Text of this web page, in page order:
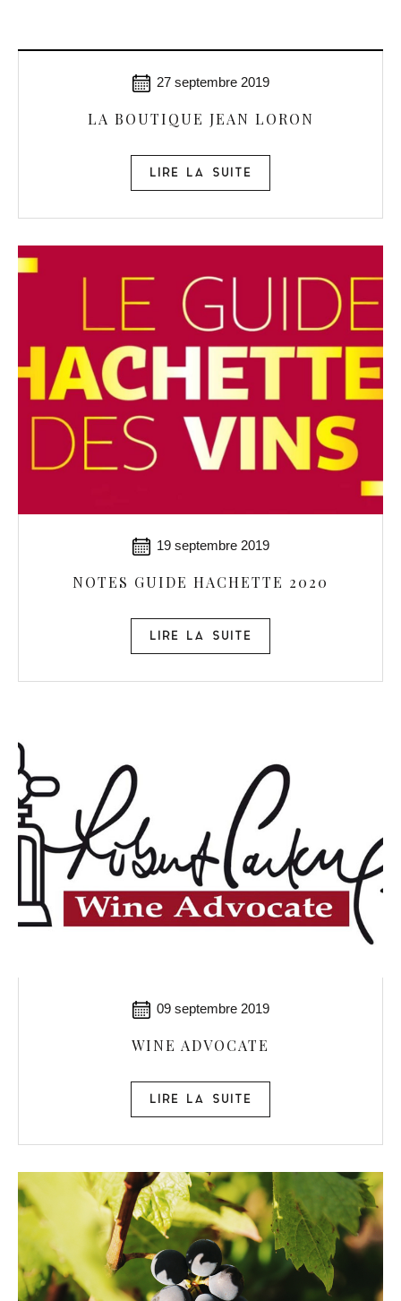
27 septembre 2019
LA BOUTIQUE JEAN LORON
LIRE LA SUITE
19 septembre 2019
NOTES GUIDE HACHETTE 2020
LIRE LA SUITE
09 septembre 2019
WINE ADVOCATE
LIRE LA SUITE